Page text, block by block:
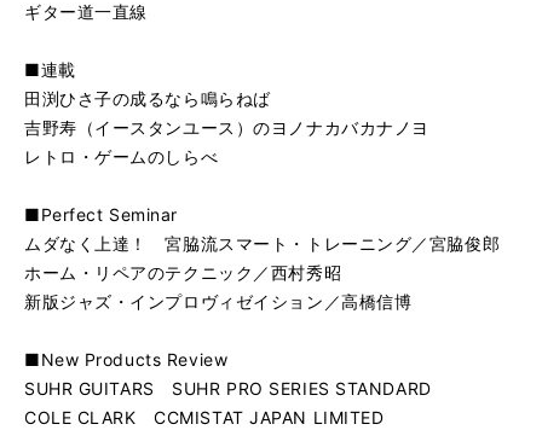
ギター道一直線
■連載
田渕ひさ子の成るなら鳴らねば
吉野寿（イースタンユース）のヨノナカバカナノヨ
レトロ・ゲームのしらべ
■Perfect Seminar
ムダなく上達！ 宮脇流スマート・トレーニング／宮脇俊郎
ホーム・リペアのテクニック／西村秀昭
新版ジャズ・インプロヴィゼイション／高橋信博
■New Products Review
SUHR GUITARS SUHR PRO SERIES STANDARD
COLE CLARK CCMISTAT JAPAN LIMITED